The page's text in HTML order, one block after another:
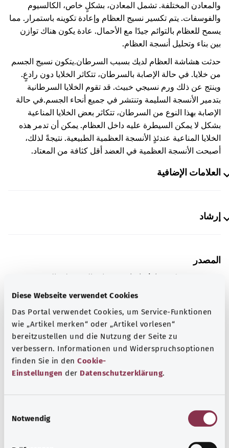
Diese Webseite verwendet Cookies
Das Portal verwendet Cookies, um Service-Funktionen
wie „Artikel merken“ oder „Artikel vorlesen“
bereitzustellen und die Nutzung der Seite zu
verbessern. Informationen und Widerspruchsoptionen
finden Sie in den Cookie-
Einstellungen der Datenschutzerklärung.
Notwendig
والمعادن المختلفة. تشمل المعادن، بشكلٍ خاص، الكالسيوم
والفوسفات. يتم تكسير نسيج العظام وإعادة تكوينه باستمرار. مما
يسمح للعظام بالتوائم جيدًا مع الأحمال. عادة يكون هناك توازن
بين بناء وتحليل أنسجة العظام.
حدثت هشاشة العظام لديك بسبب السرطان.يتكون نسيج الجسم
من خلايا. في حالة الإصابة بالسرطان، تتكاثر الخلايا دون رادعٍ.
وينتج عن ذلك ورم نسيجي خبيث. قد تقوم الخلايا السرطانية
بتدمير الأنسجة السليمة وتنتشر في جميع أنحاء الجسم.في حالة
الإصابة بهذا النوع من السرطان، تتكاثر بعض الخلايا المناعية
بشكل لا يمكن السيطرة عليه داخل العظام. يمكن أن تدمر هذه
الخلايا المناعية عندئذٍ الأنسجة العظمية الطبيعية. نتيجةً لذلك،
أصبحت الأنسجة العظمية في العضد أقل كثافة من المعتاد.
العلامات الإضافية
إرشاد
المصدر
مُقدم من شركة "Was hab’ ich?‎" ذات المسؤولية المحدودة غير
الربحية بالنيابة عن الوزارة الاتحادية للصحة (BMG).
المزيد من المقالات